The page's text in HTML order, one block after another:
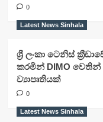
0
Latest News Sinhala
ශ්‍රී ලංකා ටෙනිස්
කරමින් DIMO
ව්‍යාපෘතියක්
0
Latest News Sinhala